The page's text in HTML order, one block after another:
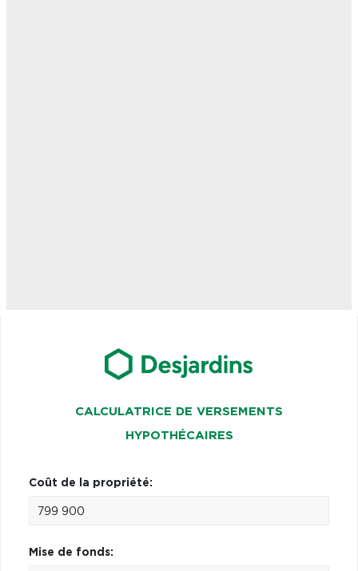
CALCULATRICE DE VERSEMENTS
HYPOTHÉCAIRES
Coût de la propriété:
Mise de fonds: